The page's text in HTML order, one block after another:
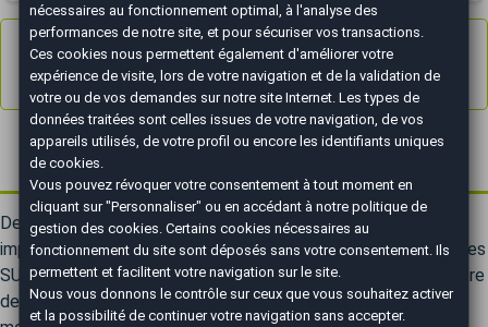
Annonces1 à 8sur 8
Résultats 1 - 8 sur 8.
Le Range Rover Sport : le SUV premium au
Depuis son lancement en 2005, le Range Rover Sport s'est
imposé comme une référence incontournable dans l’univers des
SUV haut de gamme. Conçu pour allier le raffinement légendaire
de la marque britannique à des performances dynamiques, ce
nécessaires au fonctionnement optimal, à l'analyse des
performances de notre site, et pour sécuriser vos transactions.
Ces cookies nous permettent également d'améliorer votre
expérience de visite, lors de votre navigation et de la validation de
votre ou de vos demandes sur notre site Internet. Les types de
données traitées sont celles issues de votre navigation, de vos
appareils utilisés, de votre profil ou encore les identifiants uniques
de cookies.
Vous pouvez révoquer votre consentement à tout moment en
cliquant sur "Personnaliser" ou en accédant à notrepolitique de
gestion des cookies . Certains cookies nécessaires au
fonctionnement du site sont déposés sans votre consentement. Ils
permettent et facilitent votre navigation sur le site.
Nous vous donnons le contrôle sur ceux que vous souhaitez activer
et la possibilité de continuer votre navigation sans accepter.